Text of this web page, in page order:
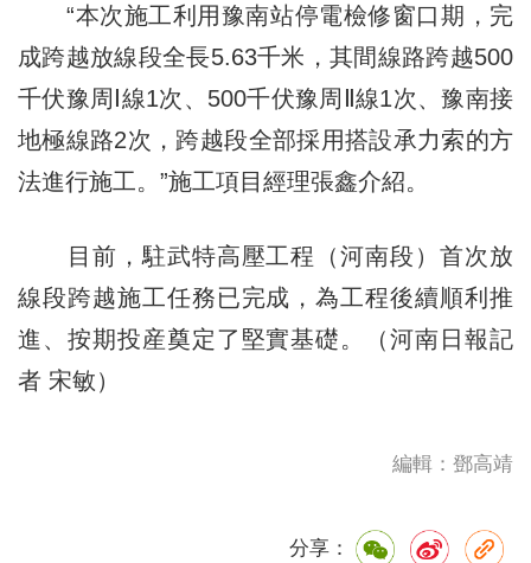
“本次施工利用豫南站停電檢修窗口期，完
成跨越放線段全長5.63千米，其間線路跨越500
千伏豫周Ⅰ線1次、500千伏豫周Ⅱ線1次、豫南接
地極線路2次，跨越段全部採用搭設承力索的方
法進行施工。”施工項目經理張鑫介紹。
目前，駐武特高壓工程（河南段）首次放
線段跨越施工任務已完成，為工程後續順利推
進、按期投産奠定了堅實基礎。（河南日報記
者 宋敏）
編輯：鄧高靖
分享：